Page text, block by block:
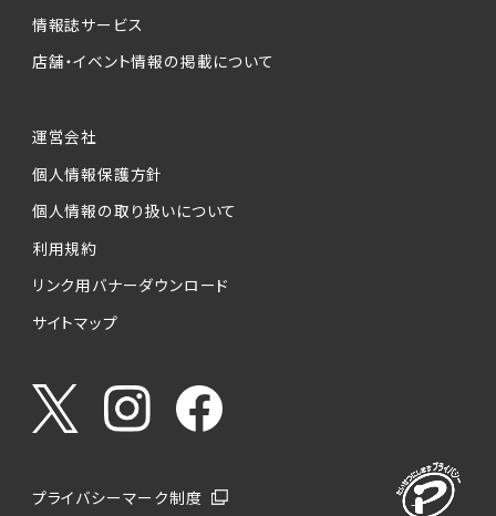
情報誌サービス
店舗・イベント情報の掲載について
運営会社
個人情報保護方針
個人情報の取り扱いについて
利用規約
リンク用バナーダウンロード
サイトマップ
プライバシーマーク制度